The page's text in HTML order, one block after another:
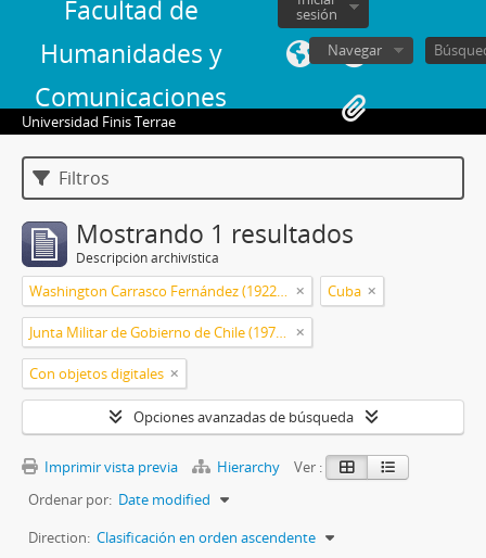
Facultad de
Humanidades y
Comunicaciones
sesión
Navegar
Universidad Finis Terrae
Filtros
Mostrando 1 resultados
Descripción archivística
Washington Carrasco Fernández (1922-2021) Cuba
Junta Militar de Gobierno de Chile (1973-1990)
Con objetos digitales
Opciones avanzadas de búsqueda
Imprimir vista previa Hierarchy
Ver :
Ordenar por: Date modified
Direction: Clasificación en orden ascendente